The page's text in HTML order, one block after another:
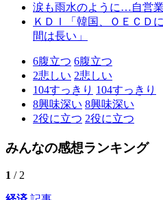
涙も雨水のように…自営
ＫＤＩ「韓国、ＯＥＣＤ
間は長い」
6腹立つ 6腹立つ
2悲しい 2悲しい
104すっきり 104すっきり
8興味深い 8興味深い
2役に立つ 2役に立つ
みんなの感想ランキング
1 / 2